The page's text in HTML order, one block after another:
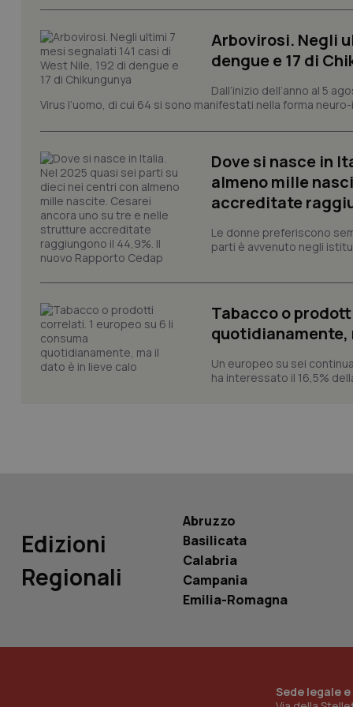
Arbovirosi. Negli
dengue e 17 di
Dall’inizio dell’anno al 5
Virus l’uomo, di cui 64 si sono manifestati nella forma neuro-
Dove si nasce in
almeno mille
accreditate
Le donne preferiscono
parti è avvenuto negli
Tabacco o
quotidianamente,
Un europeo su sei
ha interessato il 16,5%
Edizioni
Regionali
Abruzzo
Basilicata
Calabria
Campania
Emilia-Romagna
Sede legale
Nome
tracking-sites-
tracking-sites-
VISITOR_INFO1_LIVE